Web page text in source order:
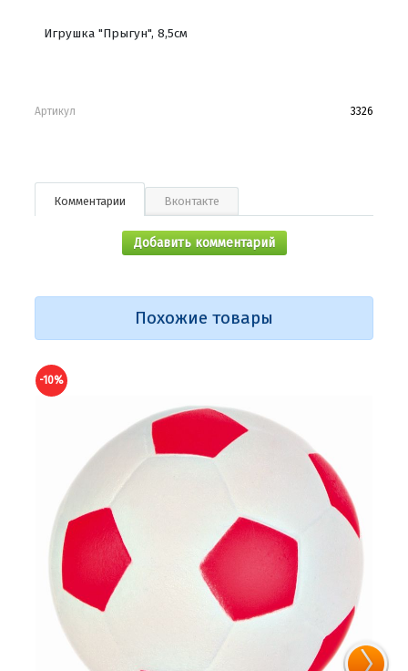
Игрушка "Прыгун", 8,5см
Артикул 3326
Комментарии Вконтакте
Добавить комментарий
Похожие товары
-10%